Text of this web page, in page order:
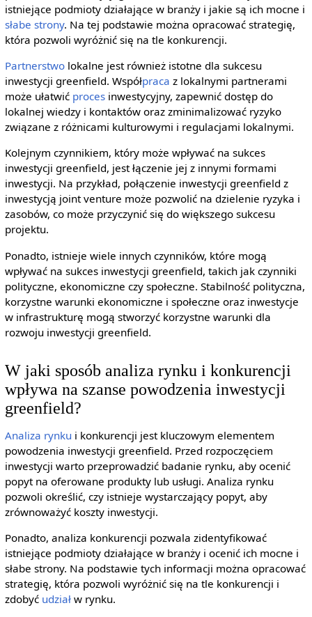
istniejące podmioty działające w branży i jakie są ich mocne i
słabe strony. Na tej podstawie można opracować strategię,
która pozwoli wyróżnić się na tle konkurencji.
Partnerstwolokalne jest również istotne dla sukcesu
inwestycji greenfield. Współpraca z lokalnymi partnerami
może ułatwić procesinwestycyjny, zapewnić dostęp do
lokalnej wiedzy i kontaktów oraz zminimalizować ryzyko
związane z różnicami kulturowymi i regulacjami lokalnymi.
Kolejnym czynnikiem, który może wpływać na sukces
inwestycji greenfield, jest łączenie jej z innymi formami
inwestycji. Na przykład, połączenie inwestycji greenfield z
inwestycją joint venture może pozwolić na dzielenie ryzyka i
zasobów, co może przyczynić się do większego sukcesu
projektu.
Ponadto, istnieje wiele innych czynników, które mogą
wpływać na sukces inwestycji greenfield, takich jak czynniki
polityczne, ekonomiczne czy społeczne. Stabilność polityczna,
korzystne warunki ekonomiczne i społeczne oraz inwestycje
w infrastrukturę mogą stworzyć korzystne warunki dla
rozwoju inwestycji greenfield.
W jaki sposób analiza rynku i konkurencji
wpływa na szanse powodzenia inwestycji
greenfield?
Analiza rynku i konkurencji jest kluczowym elementem
powodzenia inwestycji greenfield. Przed rozpoczęciem
inwestycji warto przeprowadzić badanie rynku, aby ocenić
popyt na oferowane produkty lub usługi. Analiza rynku
pozwoli określić, czy istnieje wystarczający popyt, aby
zrównoważyć koszty inwestycji.
Ponadto, analiza konkurencji pozwala zidentyfikować
istniejące podmioty działające w branży i ocenić ich mocne i
słabe strony. Na podstawie tych informacji można opracować
strategię, która pozwoli wyróżnić się na tle konkurencji i
zdobyć udziałw rynku.